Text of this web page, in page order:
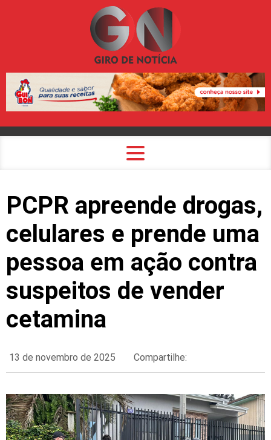
PCPR apreende drogas,
celulares e prende uma
pessoa em ação contra
suspeitos de vender
cetamina
13 de novembro de 2025 Compartilhe: